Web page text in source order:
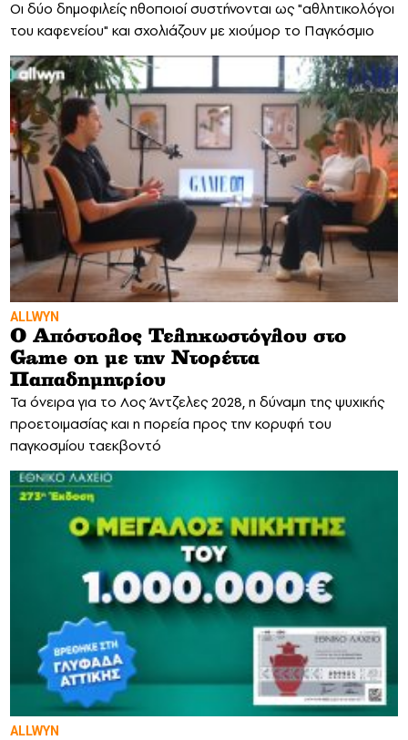
Οι δύο δημοφιλείς ηθοποιοί συστήνονται ως "αθλητικολόγοι
του καφενείου" και σχολιάζουν με χιούμορ το Παγκόσμιο
ALLWYN
Ο Απόστολος Τεληκωστόγλου στο
Game on με την Ντορέττα
Παπαδημητρίου
Τα όνειρα για το Λος Άντζελες 2028, η δύναμη της ψυχικής
προετοιμασίας και η πορεία προς την κορυφή του
παγκοσμίου ταεκβοντό
ALLWYN